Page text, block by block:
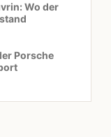
Wo der
Porsche